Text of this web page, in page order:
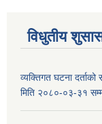
विधुतीय
व्यक्तिगत घटना दर्ताको
मिति २०८०-०३-३१